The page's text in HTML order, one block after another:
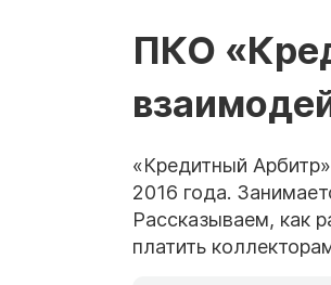
ПКО
«Кредитный
2016 года.
Рассказываем, как
платить